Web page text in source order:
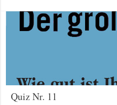
Quiz Nr. 11